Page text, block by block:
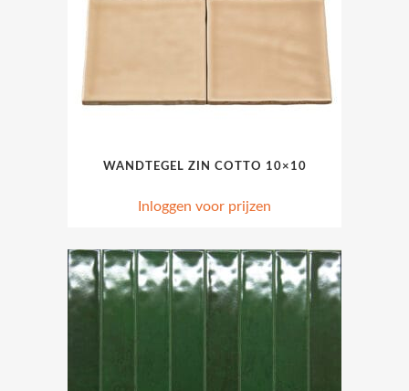
WANDTEGEL ZIN COTTO 10×10
Inloggen voor prijzen